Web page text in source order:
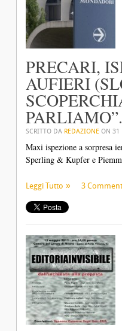
PRECARI,
AUFIERI
PARLIAMO”.
SCRITTO DA REDAZIONE ON 31
Maxi ispezione a sorpresa
Sperling & Kupfer e
Leggi Tutto 3